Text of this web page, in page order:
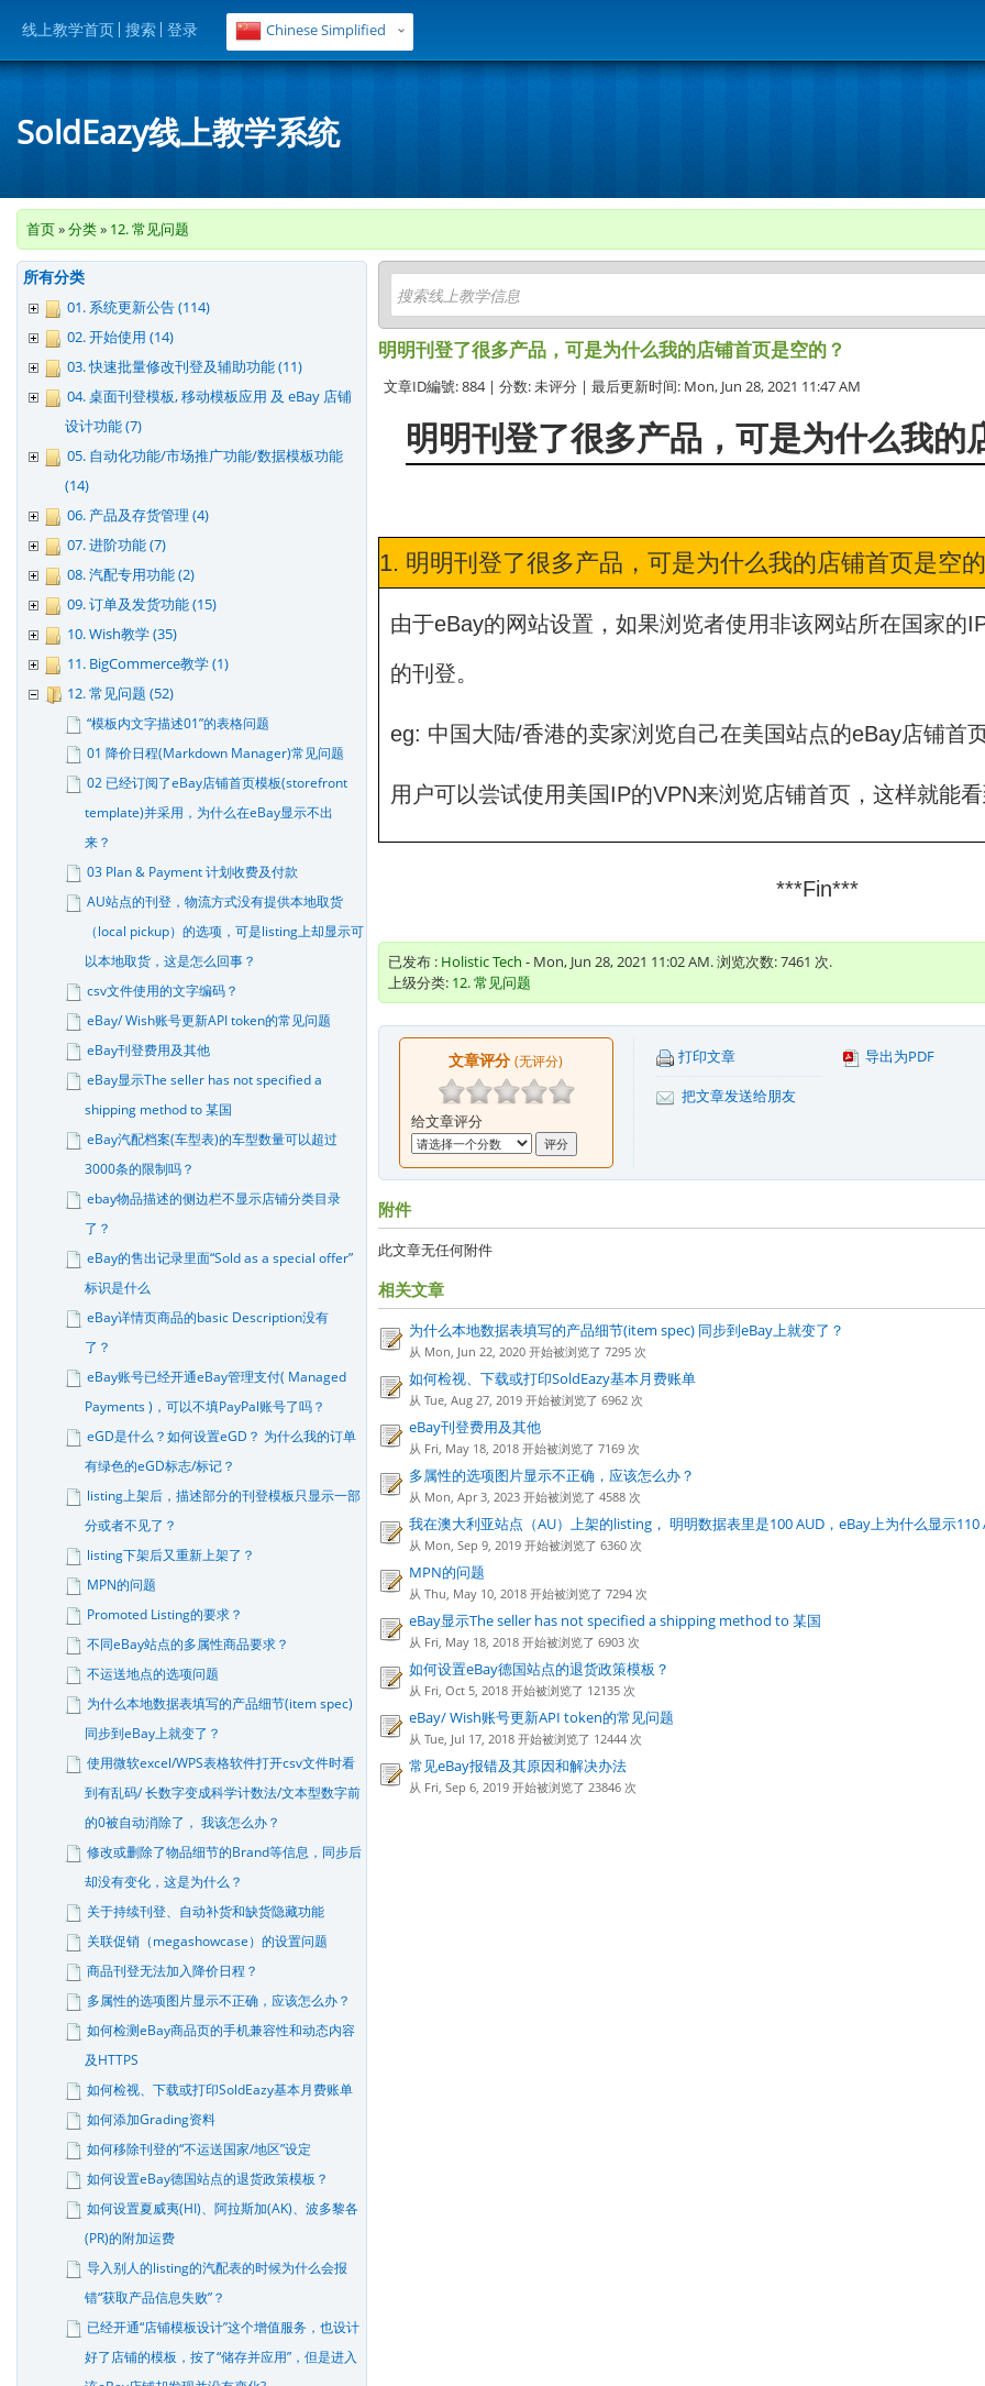
线上教学首页 搜索 登录 Chinese Simplified
SoldEazy线上教学系统
首页»分类» 12. 常见问题
所有分类
01. 系统更新公告 (114)
02. 开始使用 (14)
03. 快速批量修改刊登及辅助功能 (11)
04. 桌面刊登模板, 移动模板应用 及 eBay 店铺
设计功能 (7)
05. 自动化功能/市场推广功能/数据模板功能
(14)
06. 产品及存货管理 (4)
07. 进阶功能 (7)
08. 汽配专用功能 (2)
09. 订单及发货功能 (15)
10. Wish教学 (35)
11. BigCommerce教学 (1)
12. 常见问题 (52)
“模板内文字描述01”的表格问题
01 降价日程(Markdown Manager)常见问题
02 已经订阅了eBay店铺首页模板(storefront
template)并采用，为什么在eBay显示不出
来？
03 Plan & Payment 计划收费及付款
AU站点的刊登，物流方式没有提供本地取货
（local pickup）的选项，可是listing上却显示可
以本地取货，这是怎么回事？
csv文件使用的文字编码？
eBay/ Wish账号更新API token的常见问题
eBay刊登费用及其他
eBay显示The seller has not specified a
shipping method to 某国
eBay汽配档案(车型表)的车型数量可以超过
3000条的限制吗？
ebay物品描述的侧边栏不显示店铺分类目录
了？
eBay的售出记录里面“Sold as a special offer”
标识是什么
eBay详情页商品的basic Description没有
了？
eBay账号已经开通eBay管理支付( Managed
Payments )，可以不填PayPal账号了吗？
eGD是什么？如何设置eGD？ 为什么我的订单
有绿色的eGD标志/标记？
listing上架后，描述部分的刊登模板只显示一部
分或者不见了？
listing下架后又重新上架了？
MPN的问题
Promoted Listing的要求？
不同eBay站点的多属性商品要求？
不运送地点的选项问题
为什么本地数据表填写的产品细节(item spec)
同步到eBay上就变了？
使用微软excel/WPS表格软件打开csv文件时看
到有乱码/ 长数字变成科学计数法/文本型数字前
的0被自动消除了， 我该怎么办？
修改或删除了物品细节的Brand等信息，同步后
却没有变化，这是为什么？
关于持续刊登、自动补货和缺货隐藏功能
关联促销（megashowcase）的设置问题
商品刊登无法加入降价日程？
多属性的选项图片显示不正确，应该怎么办？
如何检测eBay商品页的手机兼容性和动态内容
及HTTPS
如何检视、下载或打印SoldEazy基本月费账单
如何添加Grading资料
如何移除刊登的“不运送国家/地区”设定
如何设置eBay德国站点的退货政策模板？
如何设置夏威夷(HI)、阿拉斯加(AK)、波多黎各
(PR)的附加运费
导入别人的listing的汽配表的时候为什么会报
错“获取产品信息失败”？
已经开通“店铺模板设计”这个增值服务，也设计
好了店铺的模板，按了“储存并应用”，但是进入
明明刊登了很多产品，可是为什么我的店铺首页是空的？
文章ID編號: 884 | 分数: 未评分 | 最后更新时间: Mon, Jun 28, 2021 11:47 AM
明明刊登了很多产品，可是为什么我的
1. 明明刊登了很多产品，可是为什么我的店铺首页是空
由于eBay的网站设置，如果浏览者使用非该网站所在国家的
的刊登。
eg: 中国大陆/香港的卖家浏览自己在美国站点的eBay店铺首
用户可以尝试使用美国IP的VPN来浏览店铺首页，这样就能
***Fin***
已发布 : Holistic Tech - Mon, Jun 28, 2021 11:02 AM. 浏览次数: 7461 次.
上级分类: 12. 常见问题
文章评分 (无评分)
给文章评分
打印文章
把文章发送给朋友
导出为PDF
附件
此文章无任何附件
相关文章
为什么本地数据表填写的产品细节(item spec) 同步到eBay上就变了？
从 Mon, Jun 22, 2020 开始被浏览了 7295 次
如何检视、下载或打印SoldEazy基本月费账单
从 Tue, Aug 27, 2019 开始被浏览了 6962 次
eBay刊登费用及其他
从 Fri, May 18, 2018 开始被浏览了 7169 次
多属性的选项图片显示不正确，应该怎么办？
从 Mon, Apr 3, 2023 开始被浏览了 4588 次
我在澳大利亚站点（AU）上架的listing， 明明数据表里是100 AUD，eBay上为什么显示110
从 Mon, Sep 9, 2019 开始被浏览了 6360 次
MPN的问题
从 Thu, May 10, 2018 开始被浏览了 7294 次
eBay显示The seller has not specified a shipping method to 某国
从 Fri, May 18, 2018 开始被浏览了 6903 次
如何设置eBay德国站点的退货政策模板？
从 Fri, Oct 5, 2018 开始被浏览了 12135 次
eBay/ Wish账号更新API token的常见问题
从 Tue, Jul 17, 2018 开始被浏览了 12444 次
常见eBay报错及其原因和解决办法
从 Fri, Sep 6, 2019 开始被浏览了 23846 次